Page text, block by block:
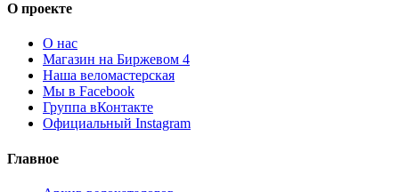
О проекте
О нас
Магазин на Биржевом 4
Наша веломастерская
Мы в Facebook
Группа вКонтакте
Официальный Instagram
Главное